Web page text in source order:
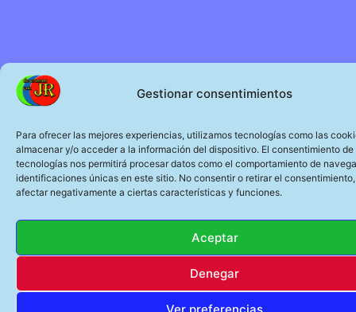
Gestionar consentimientos
Para ofrecer las mejores experiencias, utilizamos tecnologías como las
almacenar y/o acceder a la información del dispositivo. El consentimiento de
tecnologías nos permitirá procesar datos como el comportamiento de
identificaciones únicas en este sitio. No consentir o retirar el
afectar negativamente a ciertas características y funciones.
Aceptar
Denegar
Ver preferencias